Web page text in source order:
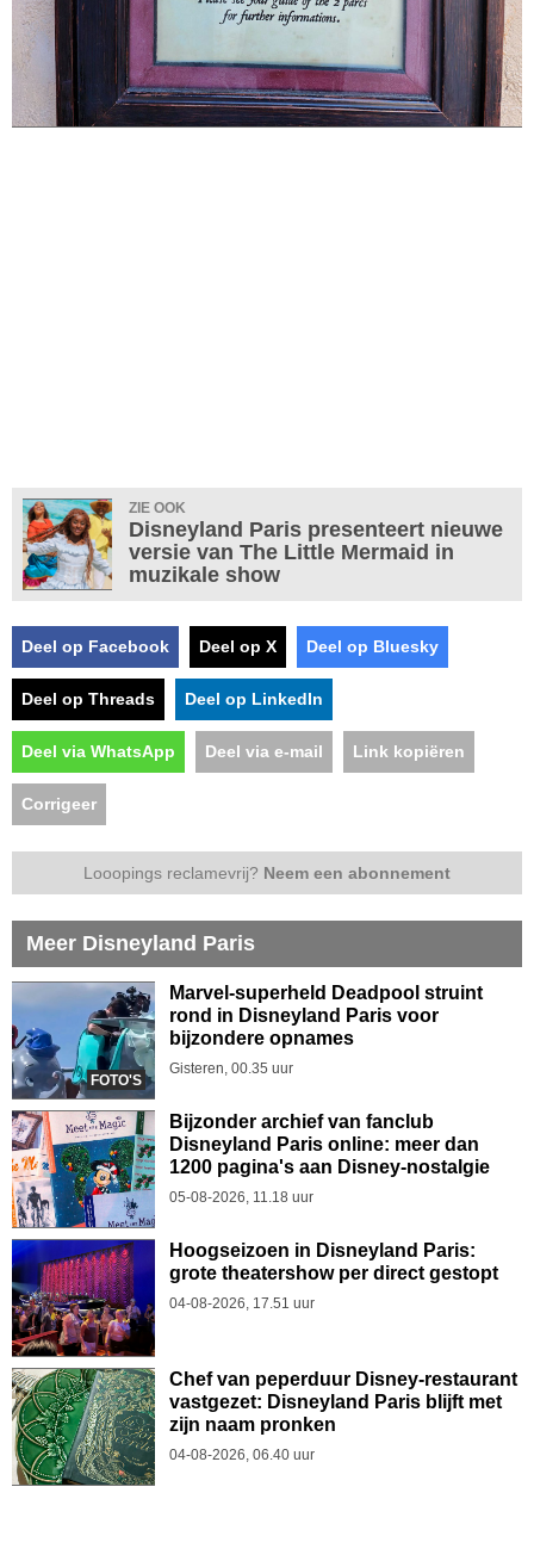
ZIE OOK
Disneyland Paris presenteert nieuwe
versie van The Little Mermaid in
muzikale show
Deel op Facebook Deel op X Deel op Bluesky
Deel op Threads Deel op LinkedIn
Deel via WhatsApp Deel via e-mail Link kopiëren
Corrigeer
Looopings reclamevrij? Neem een abonnement
Meer Disneyland Paris
FOTO'S
Marvel-superheld Deadpool struint
rond in Disneyland Paris voor
bijzondere opnames
Gisteren, 00.35 uur
Bijzonder archief van fanclub
Disneyland Paris online: meer dan
1200 pagina's aan Disney-nostalgie
05-08-2026, 11.18 uur
Hoogseizoen in Disneyland Paris:
grote theatershow per direct gestopt
04-08-2026, 17.51 uur
Chef van peperduur Disney-restaurant
vastgezet: Disneyland Paris blijft met
zijn naam pronken
04-08-2026, 06.40 uur